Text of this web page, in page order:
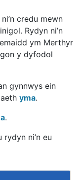
credu mewn
Rydyn ni’n
ym Merthyr
y dyfodol
gynnwys ein
yma.
.
ni’n eu